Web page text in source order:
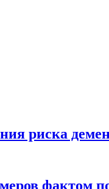
риска
фактом